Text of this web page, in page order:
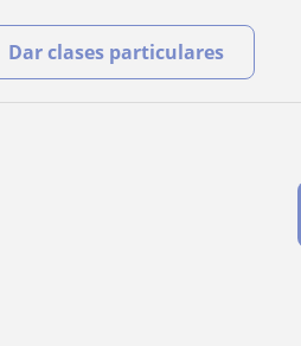
Dar clases particulares